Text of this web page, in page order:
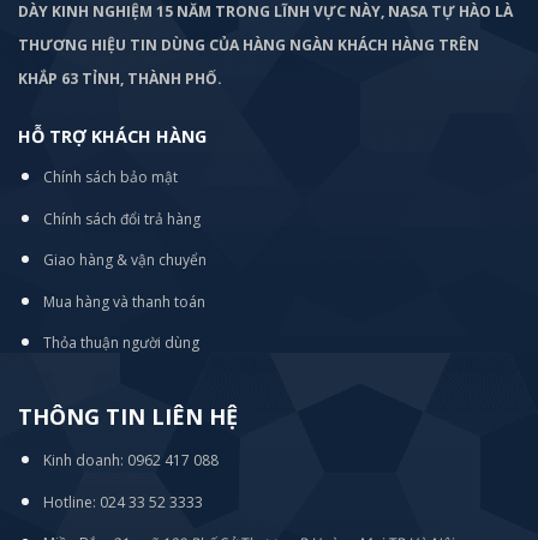
DÀY KINH NGHIỆM 15 NĂM TRONG LĨNH VỰC NÀY, NASA TỰ HÀO LÀ
THƯƠNG HIỆU TIN DÙNG CỦA HÀNG NGÀN KHÁCH HÀNG TRÊN
KHẮP 63 TỈNH, THÀNH PHỐ.
HỖ TRỢ KHÁCH HÀNG
Chính sách bảo mật
Chính sách đổi trả hàng
Giao hàng & vận chuyển
Mua hàng và thanh toán
Thỏa thuận người dùng
THÔNG TIN LIÊN HỆ
Kinh doanh: 0962 417 088
Hotline: 024 33 52 3333